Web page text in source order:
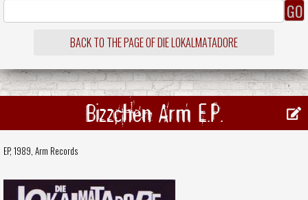
BACK TO THE PAGE OF DIE LOKALMATADORE
Bizzchen Arm E.P.
EP, 1989, Arm Records